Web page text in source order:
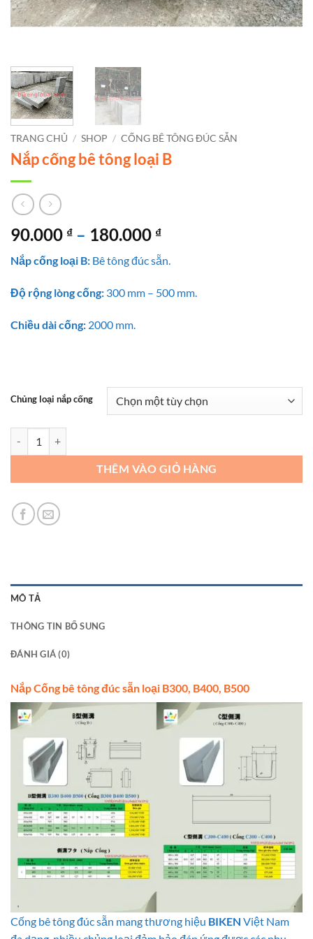
TRANG CHỦ / SHOP / CỐNG BÊ TÔNG ĐÚC SẴN
Nắp cống bê tông loại B
90.000 ₫ – 180.000 ₫Khoảng
từ
90.000 ₫
đến
Nắp cống loại B: Bê tông đúc sẵn.
Độ rộng lòng cống: 300 mm – 500 mm.
Chiều dài cống: 2000 mm.
Chủng loại nắp cống
THÊM VÀO GIỎ HÀNG
MÔ TẢ
THÔNG TIN BỔ SUNG
ĐÁNH GIÁ (0)
Nắp Cống bê tông đúc sẵn loại B300, B400, B500
Cống bê tông đúc sẵn mang thương hiệu BIKEN Việt Nam